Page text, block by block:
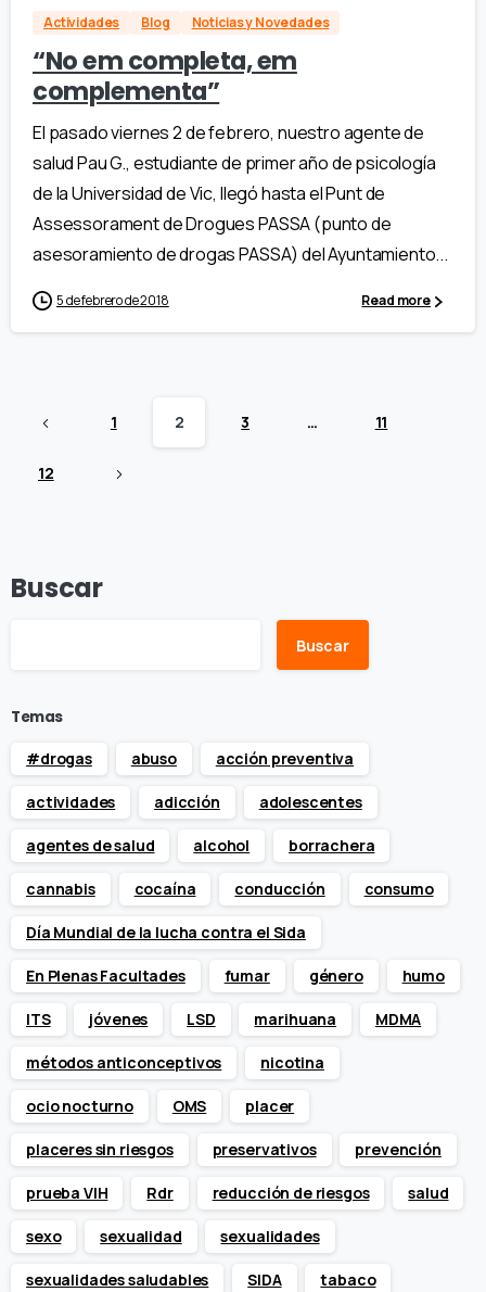
Actividades Blog Noticias y Novedades
“No em completa, em
complementa”
El pasado viernes 2 de febrero, nuestro agente de
salud Pau G., estudiante de primer año de psicología
de la Universidad de Vic, llegó hasta el Punt de
Assessorament de Drogues PASSA (punto de
asesoramiento de drogas PASSA) del Ayuntamiento...
5 de febrero de 2018 Read more
1 2 3 … 11
12
Buscar
Buscar
Temas
#drogas
abuso acción preventiva
actividades adicción adolescentes
agentes de salud alcohol borrachera
cannabis cocaína conducción consumo
Día Mundial de la lucha contra el Sida
En Plenas Facultades fumar género humo
ITS jóvenes LSD marihuana MDMA
métodos anticonceptivos nicotina
ocio nocturno OMS placer
placeres sin riesgos preservativos prevención
prueba VIH Rdr reducción de riesgos salud
sexo sexualidad sexualidades
sexualidades saludables SIDA tabaco